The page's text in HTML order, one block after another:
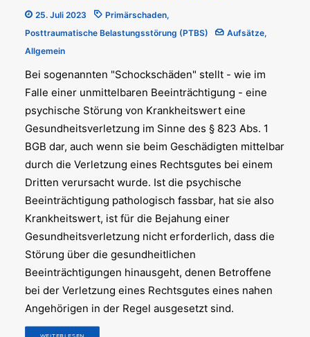
25. Juli 2023 Primärschaden,
Posttraumatische Belastungsstörung (PTBS)
Aufsätze,
Allgemein
Bei sogenannten "Schockschäden" stellt - wie im
Falle einer unmittelbaren Beeinträchtigung - eine
psychische Störung von Krankheitswert eine
Gesundheitsverletzung im Sinne des § 823 Abs. 1
BGB dar, auch wenn sie beim Geschädigten mittelbar
durch die Verletzung eines Rechtsgutes bei einem
Dritten verursacht wurde. Ist die psychische
Beeinträchtigung pathologisch fassbar, hat sie also
Krankheitswert, ist für die Bejahung einer
Gesundheitsverletzung nicht erforderlich, dass die
Störung über die gesundheitlichen
Beeinträchtigungen hinausgeht, denen Betroffene
bei der Verletzung eines Rechtsgutes eines nahen
Angehörigen in der Regel ausgesetzt sind.